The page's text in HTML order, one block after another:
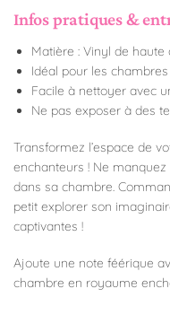
Infos pratiques &
Matière : Vinyl de haute
Idéal pour les
Facile à nettoyer avec
Ne pas exposer à des
Transformez l’espace de
enchanteurs ! Ne manquez
dans sa chambre.
petit explorer son
captivantes !
Ajoute une note féérique
chambre en royaume